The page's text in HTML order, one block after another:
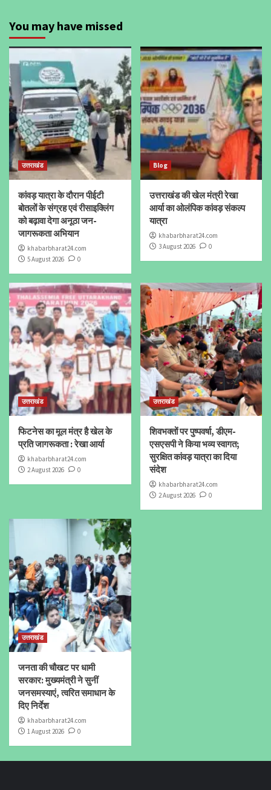
You may have missed
उत्तराखंड
कांवड़ यात्रा के दौरान पीईटी
बोतलों के संग्रह एवं रीसाइक्लिंग
को बढ़ावा देगा अनूठा जन-
जागरूकता अभियान
khabarbharat24.com
5 August 2026
0
Blog
उत्तराखंड की खेल मंत्री रेखा
आर्या का ओलंपिक कांवड़ संकल्प
यात्रा
khabarbharat24.com
3 August 2026
0
उत्तराखंड
फिटनेस का मूल मंत्र है खेल के
प्रति जागरूकता : रेखा आर्या
khabarbharat24.com
2 August 2026
0
उत्तराखंड
शिवभक्तों पर पुष्पवर्षा, डीएम-
एसएसपी ने किया भव्य स्वागत;
सुरक्षित कांवड़ यात्रा का दिया
संदेश
khabarbharat24.com
2 August 2026
0
उत्तराखंड
जनता की चौखट पर धामी
सरकार: मुख्यमंत्री ने सुनीं
जनसमस्याएं, त्वरित समाधान के
दिए निर्देश
khabarbharat24.com
1 August 2026
0